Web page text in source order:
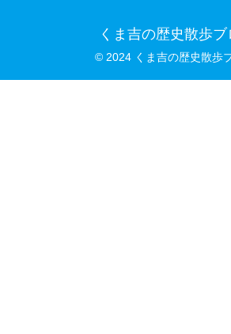
くま吉の歴史散歩ブ
© 2024 くま吉の歴史散歩